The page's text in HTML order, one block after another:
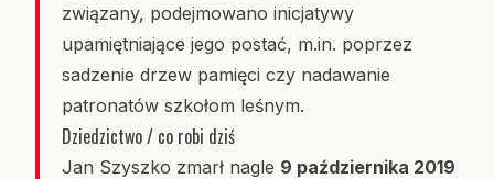
związany, podejmowano inicjatywy
upamiętniające jego postać, m.in. poprzez
sadzenie drzew pamięci czy nadawanie
patronatów szkołom leśnym.
Dziedzictwo / co robi dziś
Jan Szyszko zmarł nagle 9 października 2019